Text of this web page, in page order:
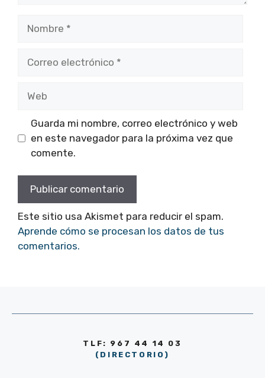
electrónico
Guarda mi nombre, correo electrónico y web
en este navegador para la próxima vez que
comente.
Este sitio usa Akismet para reducir el spam.
Aprende cómo se procesan los datos de tus
comentarios.
TLF: 967 44 14 03
(DIRECTORIO)